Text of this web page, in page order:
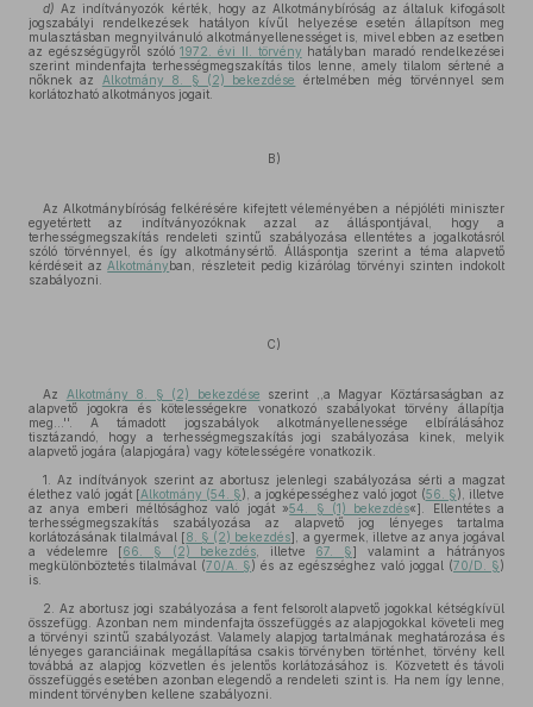
d) Az indítványozók kérték, hogy az Alkotmánybíróság az általuk kifogásolt
jogszabályi rendelkezések hatályon kívűl helyezése esetén állapítson meg
mulasztásban megnyilvánuló alkotmányellenességet is, mivel ebben az esetben
az egészségügyről szóló1972. évi II. törvény hatályban maradó rendelkezései
szerint mindenfajta terhességmegszakítás tilos lenne, amely tilalom sértené a
nőknek az Alkotmány 8. § (2) bekezdése
értelmében még törvénnyel sem
korlátozható alkotmányos jogait.
B)
Az Alkotmánybíróság felkérésére kifejtett véleményében a népjóléti miniszter
egyetértett az indítványozóknak azzal az álláspontjával, hogy a
terhességmegszakítás rendeleti szintű szabályozása ellentétes a jogalkotásról
szóló törvénnyel, és így alkotmánysértő. Álláspontja szerint a téma alapvető
kérdéseit az Alkotmányban, részleteit pedig kizárólag törvényi szinten indokolt
szabályozni.
C)
Az Alkotmány 8. § (2) bekezdése szerint ,,a Magyar Köztársaságban az
alapvető jogokra és kötelességekre vonatkozó szabályokat törvény állapítja
meg...''. A támadott jogszabályok alkotmányellenessége elbírálásához
tisztázandó, hogy a terhességmegszakítás jogi szabályozása kinek, melyik
alapvető jogára (alapjogára) vagy kötelességére vonatkozik.
1. Az indítványok szerint az abortusz jelenlegi szabályozása sérti a magzat
élethez való jogát [Alkotmány (54. §), a jogképességhez való jogot (56. §), illetve
az anya emberi méltósághoz való jogát »54. § (1) bekezdés«]. Ellentétes a
terhességmegszakítás szabályozása az alapvető jog lényeges tartalma
korlátozásának tilalmával [8. § (2) bekezdés], a gyermek, illetve az anya jogával
a védelemre [66. § (2) bekezdés , illetve 67. §] valamint a hátrányos
megkülönböztetés tilalmával (70/A. §) és az egészséghez való joggal (70/D. §)
is.
2. Az abortusz jogi szabályozása a fent felsorolt alapvető jogokkal kétségkívül
összefügg. Azonban nem mindenfajta összefüggés az alapjogokkal követeli meg
a törvényi szintű szabályozást. Valamely alapjog tartalmának meghatározása és
lényeges garanciáinak megállapítása csakis törvényben történhet, törvény kell
továbbá az alapjog közvetlen és jelentős korlátozásához is. Közvetett és távoli
összefüggés esetében azonban elegendő a rendeleti szint is. Ha nem így lenne,
mindent törvényben kellene szabályozni.